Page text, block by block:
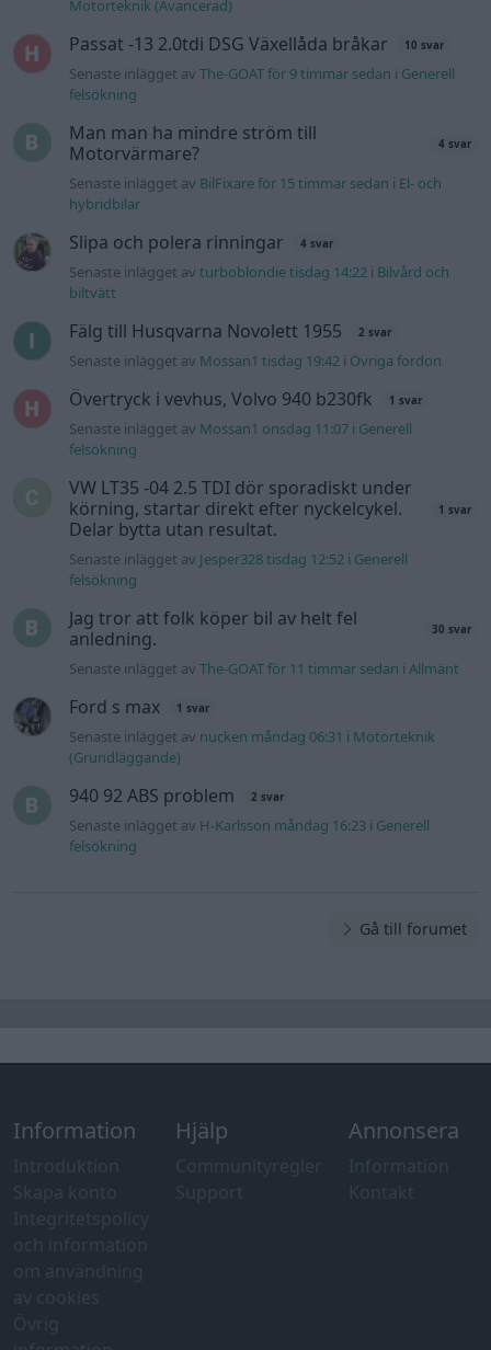
Motorteknik (Avancerad)
Passat -13 2.0tdi DSG Växellåda bråkar 10 svar
Senaste inlägget avThe-GOAT för 9 timmar sedan i Generell
felsökning
Man man ha mindre ström till
Motorvärmare?
4 svar
Senaste inlägget av BilFixare för 15 timmar sedan i El- och
hybridbilar
Slipa och polera rinningar 4 svar
Senaste inlägget avturboblondie tisdag 14:22 i Bilvård och
biltvätt
Fälg till Husqvarna Novolett 1955 2 svar
Senaste inlägget av Mossan1 tisdag 19:42 i Övriga fordon
Övertryck i vevhus, Volvo 940 b230fk 1 svar
Senaste inlägget av Mossan1 onsdag 11:07 i Generell
felsökning
VW LT35 -04 2.5 TDI dör sporadiskt under
körning, startar direkt efter nyckelcykel.
Delar bytta utan resultat.
1 svar
Senaste inlägget av Jesper328 tisdag 12:52 i Generell
felsökning
Jag tror att folk köper bil av helt fel
anledning.
30 svar
Senaste inlägget avThe-GOAT för 11 timmar sedan iAllmänt
Ford s max 1 svar
Senaste inlägget av nucken måndag 06:31 i Motorteknik
(Grundläggande)
940 92 ABS problem 2 svar
Senaste inlägget av H-Karlsson måndag 16:23 i Generell
felsökning
Gå till forumet
Information Hjälp Annonsera